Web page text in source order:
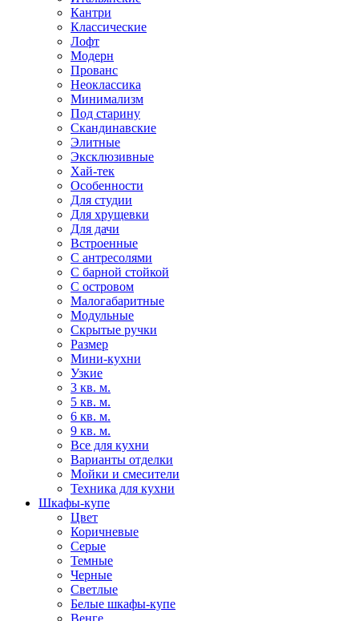
Кантри
Классические
Лофт
Модерн
Прованс
Неоклассика
Минимализм
Под старину
Скандинавские
Элитные
Эксклюзивные
Хай-тек
Особенности
Для студии
Для хрущевки
Для дачи
Встроенные
С антресолями
С барной стойкой
С островом
Малогабаритные
Модульные
Скрытые ручки
Размер
Мини-кухни
Узкие
3 кв. м.
5 кв. м.
6 кв. м.
9 кв. м.
Все для кухни
Варианты отделки
Мойки и смесители
Техника для кухни
Шкафы-купе
Цвет
Коричневые
Серые
Темные
Черные
Светлые
Белые шкафы-купе
Венге